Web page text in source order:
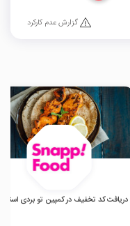
گزارش عدم کارکرد
دریافت کد تخفیف در کمپین تو بردی اسنپ